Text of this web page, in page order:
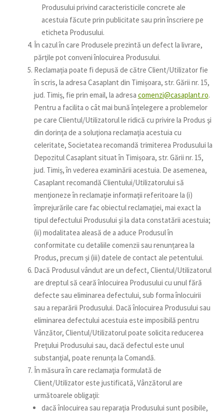
Produsului privind caracteristicile concrete ale
acestuia făcute prin publicitate sau prin înscriere pe
eticheta Produsului.
În cazul în care Produsele prezintă un defect la livrare,
părţile pot conveni înlocuirea Produsului.
Reclamația poate fi depusă de către Client/Utilizator fie
în scris, la adresa Casaplant din Timișoara, str. Gării nr. 15,
jud. Timiș, fie prin email, la adresa comenzi@casaplant.ro.
Pentru a facilita o cât mai bună înţelegere a problemelor
pe care Clientul/Utilizatorul le ridică cu privire la Produs şi
din dorinţa de a soluţiona reclamaţia acestuia cu
celeritate, Societatea recomandă trimiterea Produsului la
Depozitul Casaplant situat în Timișoara, str. Gării nr. 15,
jud. Timiș, în vederea examinării acestuia. De asemenea,
Casaplant recomandă Clientului/Utilizatorului să
menţioneze în reclamaţie informaţii referitoare la (i)
împrejurările care fac obiectul reclamaţiei, mai exact la
tipul defectului Produsului şi la data constatării acestuia;
(ii) modalitatea aleasă de a aduce Produsul în
conformitate cu detaliile comenzii sau renunțarea la
Produs, precum și (iii) datele de contact ale petentului.
Dacă Produsul vândut are un defect, Clientul/Utilizatorul
are dreptul să ceară înlocuirea Produsului cu unul fără
defecte sau eliminarea defectului, sub forma înlocuirii
sau a reparării Produsului. Dacă înlocuirea Produsului sau
eliminarea defectului acestuia este imposibilă pentru
Vânzător, Clientul/Utilizatorul poate solicita reducerea
Preţului Produsului sau, dacă defectul este unul
substanţial, poate renunța la Comandă.
În măsura în care reclamaţia formulată de
Client/Utilizator este justificată, Vânzătorul are
următoarele obligaţii:
dacă înlocuirea sau reparaţia Produsului sunt posibile,